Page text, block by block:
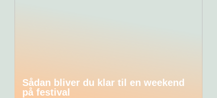
Sådan bliver du klar til en weekend
på festival